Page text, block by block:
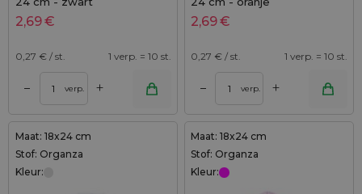
2,69€
0,27 € / st. 1 verp. = 10 st.
– verp. +
2,69€
0,27 € / st. 1 verp. = 10 st.
– verp. +
Maat: 18x24 cm
Stof: Organza
Kleur:
Maat: 18x24 cm
Stof: Organza
Kleur: